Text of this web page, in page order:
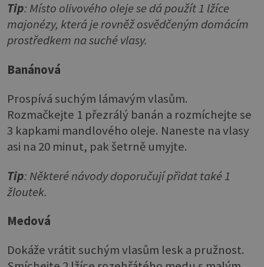
Tip: Místo olivového oleje se dá použít1 lžíce
majonézy, která je rovněž osvědčeným domácím
prostředkem na suché vlasy.
Banánová
Prospívá suchým lámavým vlasům.
Rozmačkejte 1 přezrálý banán a rozmíchejte se
3 kapkami mandlového oleje. Naneste na vlasy
asi na 20 minut, pak šetrně umyjte.
Tip: Některé návody doporučují přidat také1
žloutek.
Medová
Dokáže vrátit suchým vlasům lesk a pružnost.